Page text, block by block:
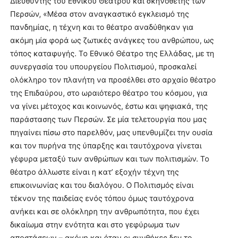
Περσών, «Μέσα στον αναγκαστικό εγκλεισμό της
πανδημίας, η τέχνη και το θέατρο αναδύθηκαν για
ακόμη μία φορά ως ζωτικές ανάγκες του ανθρώπου, ως
τόπος καταφυγής. Το Εθνικό Θέατρο της Ελλάδας, με τη
συνεργασία του υπουργείου Πολιτισμού, προσκαλεί
ολόκληρο τον πλανήτη να προσέλθει στο αρχαίο θέατρο
της Επιδαύρου, στο ωραιότερο θέατρο του κόσμου, για
να γίνει μέτοχος και κοινωνός, έστω και ψηφιακά, της
παράστασης των Περσών. Σε μία τελετουργία που μας
πηγαίνει πίσω στο παρελθόν, μας υπενθυμίζει την ουσία
και τον πυρήνα της ύπαρξης και ταυτόχρονα γίνεται
γέφυρα μεταξύ των ανθρώπων και των πολιτισμών. Το
θέατρο άλλωστε είναι η κατ’ εξοχήν τέχνη της
επικοινωνίας και του διαλόγου. Ο Πολιτισμός είναι
τέκνον της παιδείας ενός τόπου όμως ταυτόχρονα
ανήκει και σε ολόκληρη την ανθρωπότητα, που έχει
δικαίωμα στην ενότητα και στο γεφύρωμα των